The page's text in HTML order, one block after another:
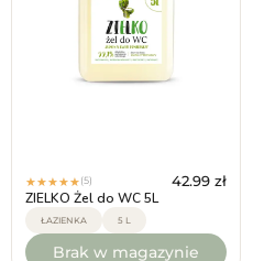
★★★★★(5) 42.99 zł
ZIELKO Żel do WC 5L
ŁAZIENKA 5 L
Brak w magazynie